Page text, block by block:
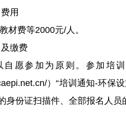
用
材费等2000元/人。
缴费
自愿参加为原则。参加培
）“培训通知-环保
身份证扫描件、全部报名人